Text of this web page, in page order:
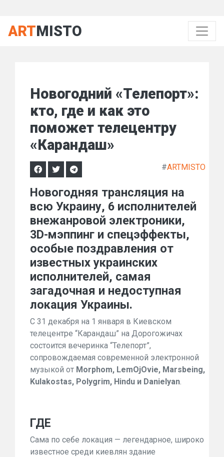
ARTMISTO
Новогодний «Телепорт»:
кто, где и как это
поможет телецентру
«Карандаш»
#ARTMISTO
Новогодняя трансляция на
всю Украину, 6 исполнителей
внежанровой электроники,
3D-мэппинг и спецэффекты,
особые поздравления от
известных украинских
исполнителей, самая
загадочная и недоступная
локация Украины.
С 31 декабря на 1 января в Киевском
телецентре “Карандаш” на Дорогожичах
состоится вечеринка “Телепорт”,
сопровождаемая современной электронной
музыкой от Morphom, LemOjOvie, Marsbeing,
Kulakostas, Polygrim, Hindu и Danielyan.
ГДЕ
Сама по себе локация — легендарное, широко
известное среди киевлян здание